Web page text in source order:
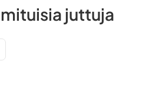
juttuja